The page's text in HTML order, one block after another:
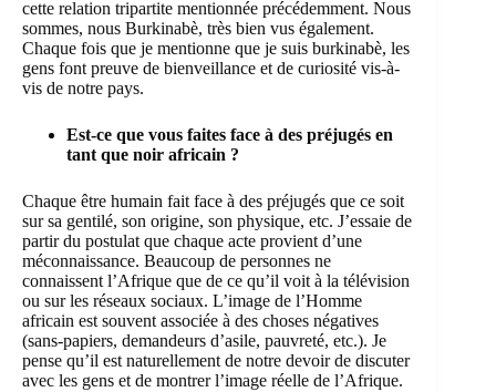
cette relation tripartite mentionnée précédemment. Nous
sommes, nous Burkinabè, très bien vus également.
Chaque fois que je mentionne que je suis burkinabè, les
gens font preuve de bienveillance et de curiosité vis-à-
vis de notre pays.
Est-ce que vous faites face à des préjugés en
tant que noir africain ?
Chaque être humain fait face à des préjugés que ce soit
sur sa gentilé, son origine, son physique, etc. J’essaie de
partir du postulat que chaque acte provient d’une
méconnaissance. Beaucoup de personnes ne
connaissent l’Afrique que de ce qu’il voit à la télévision
ou sur les réseaux sociaux. L’image de l’Homme
africain est souvent associée à des choses négatives
(sans-papiers, demandeurs d’asile, pauvreté, etc.). Je
pense qu’il est naturellement de notre devoir de discuter
avec les gens et de montrer l’image réelle de l’Afrique.